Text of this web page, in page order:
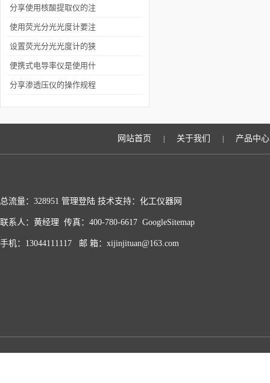
及效果
分享使用核酸提取仪的注
意事项
使用荧光分光光度计要注
意这几点操作
设置荧光分光光度计的狭
缝要注意哪些事项
便携式电导率仪是使用什
么方法进行测量的？
分享渗透压仪的操作规程
网站首页 关于我们 产品中心
总流量：328951 管理登陆 技术支持：化工仪器网
联系人：黄经理 传真：400-780-6617 GoogleSitemap
手机：13044111117 邮 箱：xijinjituan@163.com